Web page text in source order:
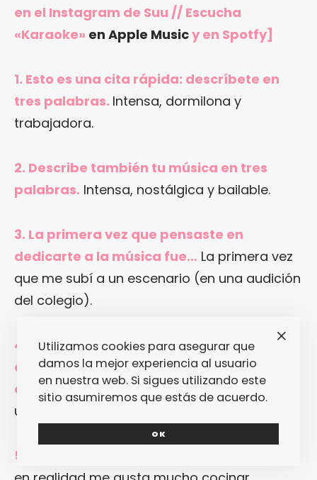
en el Instagram de Suu // Escucha
«Karaoke» en Apple Musicy en Spotfy]
1. Esto es una cita rápida: descríbete en
tres palabras. Intensa, dormilona y
trabajadora.
2. Describe también tu música en tres
palabras. Intensa, nostálgica y bailable.
3. La primera vez que pensaste en
dedicarte a la música fue… La primera vez
que me subí a un escenario (en una audición
del colegio).
4. La primera vez que te diste cuenta de
que por fin habías conseguido tener una
carrera en la música fue…Cuando llené
una sala por primera vez.
5. Tu talento secreto es…
Utilizamos cookies para asegurar que
damos la mejor experiencia al usuario
en nuestra web. Si sigues utilizando este
sitio asumiremos que estás de acuerdo.
OK